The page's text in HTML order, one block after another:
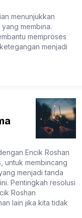
menunjukkan
membina.
memproses
menjadi
Encik Roshan
untuk membincang
menjadi tanda
Pentingkah resolusi
Roshan
lain jika kita tidak